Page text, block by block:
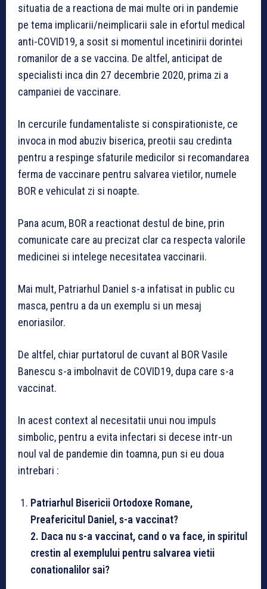
situatia de a reactiona de mai multe ori in pandemie
pe tema implicarii/neimplicarii sale in efortul medical
anti-COVID19, a sosit si momentul incetinirii dorintei
romanilor de a se vaccina. De altfel, anticipat de
specialisti inca din 27 decembrie 2020, prima zi a
campaniei de vaccinare.
In cercurile fundamentaliste si conspirationiste, ce
invoca in mod abuziv biserica, preotii sau credinta
pentru a respinge sfaturile medicilor si recomandarea
ferma de vaccinare pentru salvarea vietilor, numele
BOR e vehiculat zi si noapte.
Pana acum, BOR a reactionat destul de bine, prin
comunicate care au precizat clar ca respecta valorile
medicinei si intelege necesitatea vaccinarii.
Mai mult, Patriarhul Daniel s-a infatisat in public cu
masca, pentru a da un exemplu si un mesaj
enoriasilor.
De altfel, chiar purtatorul de cuvant al BOR Vasile
Banescu s-a imbolnavit de COVID19, dupa care s-a
vaccinat.
In acest context al necesitatii unui nou impuls
simbolic, pentru a evita infectari si decese intr-un
noul val de pandemie din toamna, pun si eu doua
intrebari :
Patriarhul Bisericii Ortodoxe Romane,
Preafericitul Daniel, s-a vaccinat?
2. Daca nu s-a vaccinat, cand o va face, in spiritul
crestin al exemplului pentru salvarea vietii
conationalilor sai?